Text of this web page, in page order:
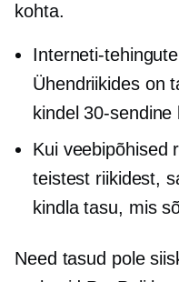
kohta.
Interneti-
Ühendriikides on
kindel 30-sendine
Kui veebipõhised
teistest riikidest,
kindla tasu, mis
Need tasud pole